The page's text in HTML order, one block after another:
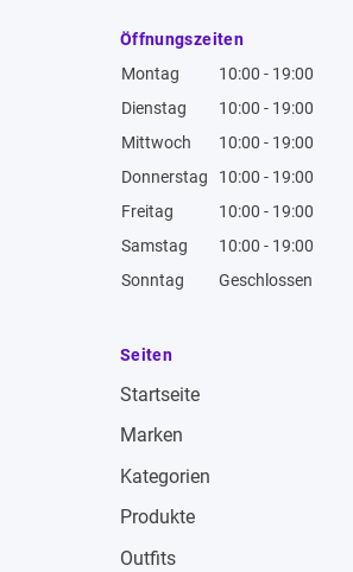
Öffnungszeiten
Montag
10:00 - 19:00
Dienstag
10:00 - 19:00
Mittwoch
10:00 - 19:00
Donnerstag
10:00 - 19:00
Freitag
10:00 - 19:00
Samstag
10:00 - 19:00
Sonntag
Geschlossen
Seiten
Startseite
Marken
Kategorien
Produkte
Outfits